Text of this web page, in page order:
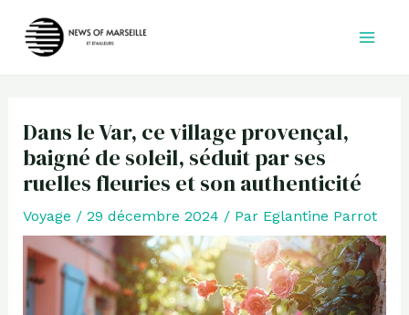
Dans le Var, ce village provençal,
baigné de soleil, séduit par ses
ruelles fleuries et son authenticité
Voyage / 29 décembre 2024 / Par Eglantine Parrot